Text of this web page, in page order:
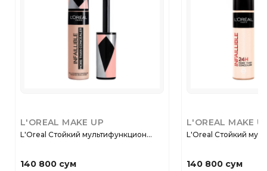
L'OREAL MAKE UP
L'Oreal Стойкий мультифункцион...
140 800 сум
L'OREAL MAKE
L'Oreal Стойкий
140 800 сум